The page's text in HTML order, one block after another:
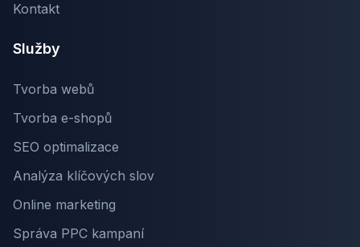
Kontakt
Služby
Tvorba webů
Tvorba e-shopů
SEO optimalizace
Analýza klíčových slov
Online marketing
Správa PPC kampaní